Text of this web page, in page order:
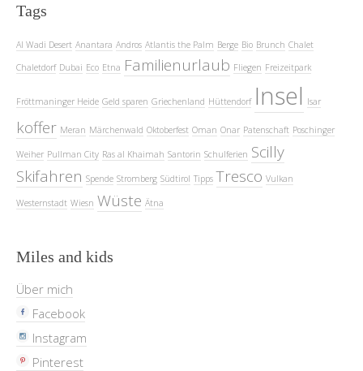
Tags
Al Wadi Desert Anantara Andros Atlantis the Palm Berge Bio Brunch Chalet
Chaletdorf Dubai Eco Etna Familienurlaub Fliegen Freizeitpark
Fröttmaninger Heide Geld sparen Griechenland Hüttendorf Insel Isar
koffer Meran Märchenwald Oktoberfest Oman Onar Patenschaft Poschinger
Weiher Pullman City Ras al Khaimah Santorin Schulferien Scilly
Skifahren Spende Stromberg Südtirol Tipps Tresco Vulkan
Westernstadt Wiesn Wüste Ätna
Miles and kids
Über mich
Facebook
Instagram
Pinterest